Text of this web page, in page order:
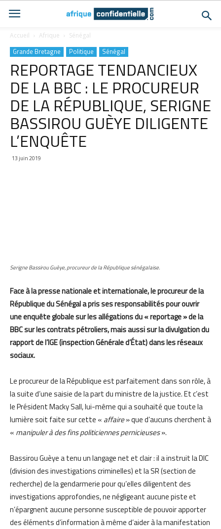
Accueil Afrique Sénégal
Grande Bretagne Politique Sénégal
REPORTAGE TENDANCIEUX
DE LA BBC : LE PROCUREUR
DE LA RÉPUBLIQUE, SERIGNE
BASSIROU GUÈYE DILIGENTE
L’ENQUÊTE
13 juin 2019
Serigne Bassirou Guèye, procureur de la République sénégalaise.
Face à la presse nationale et internationale, le procureur de la
République du Sénégal a pris ses responsabilités pour ouvrir
une enquête globale sur les allégations du « reportage » de la
BBC sur les contrats pétroliers, mais aussi sur la divulgation du
rapport de l’IGE (inspection Générale d’État) dans les réseaux
sociaux.
Le procureur de la République est parfaitement dans son rôle, à
la suite d’une saisie de la part du ministre de la justice. Et c’est
le Président Macky Sall, lui-même qui a souhaité que toute la
lumière soit faite sur cette « affaire» que d’aucuns cherchent à
« manipuler à des fins politiciennes pernicieuses».
Bassirou Guèye a tenu un langage net et clair : il a instruit la DIC
(division des investigations criminelles) et la SR (section de
recherche) de la gendarmerie pour qu’elles diligentent des
investigations approfondies, ne négligeant aucune piste et
n’épargnent aucune personne susceptible de pouvoir apporter
des éléments d’information à même d’aider à la manifestation